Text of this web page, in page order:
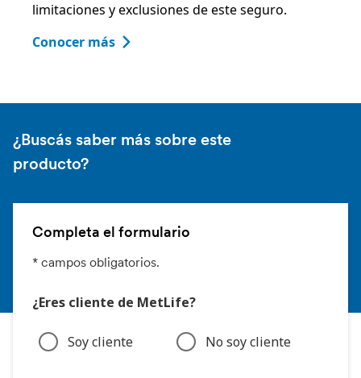
limitaciones y exclusiones de este seguro.
Conocer más
¿Buscás saber más sobre este
producto?